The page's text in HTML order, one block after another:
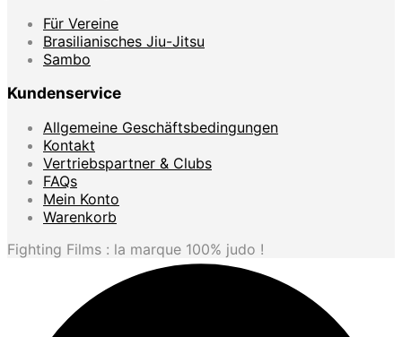
Für Vereine
Brasilianisches Jiu-Jitsu
Sambo
Kundenservice
Allgemeine Geschäftsbedingungen
Kontakt
Vertriebspartner & Clubs
FAQs
Mein Konto
Warenkorb
Fighting Films : la marque 100% judo !